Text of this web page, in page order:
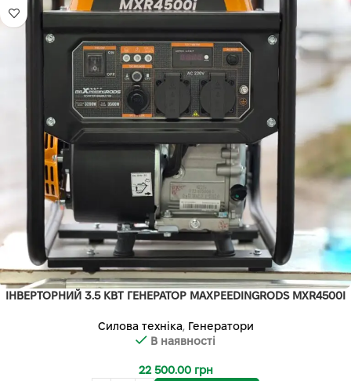
ІНВЕРТОРНИЙ 3.5 КВТ ГЕНЕРАТОР MAXPEEDINGRODS MXR4500I
Силова техніка, Генератори
В наявності
22 500.00 грн